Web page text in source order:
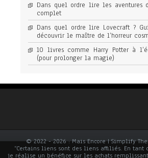
Dans quel ordre lire les aventures
complet
Dans quel ordre lire Lovecraft ?
découvrir le maître de l’horreur
10 livres comme Harry Potter à
(pour prolonger la magie)
© 2022 - 2026 : Mais Encore | Simplify
“Certains liens sont des liens affiliés. En tant
je réalise un bénéfice sur les achats